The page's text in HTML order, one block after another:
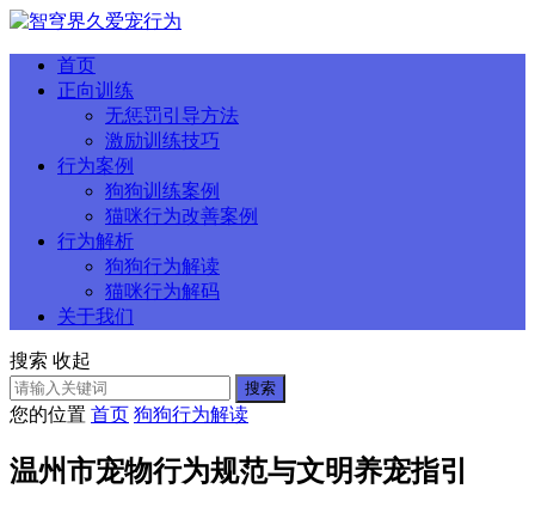
首页
正向训练
无惩罚引导方法
激励训练技巧
行为案例
狗狗训练案例
猫咪行为改善案例
行为解析
狗狗行为解读
猫咪行为解码
关于我们
搜索 收起
搜索
您的位置 首页 狗狗行为解读
温州市宠物行为规范与文明养宠指引